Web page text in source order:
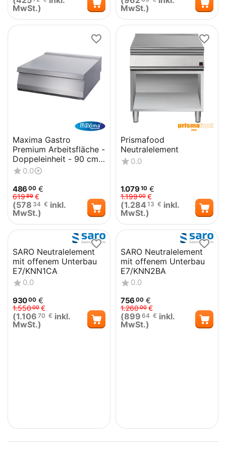
MwSt.)
MwSt.)
Maxima Gastro
Premium Arbeitsfläche -
Doppeleinheit - 90 cm
Tief0.0
486 00 €
61999 €
(578 34 € inkl.
MwSt.)
Prismafood
Neutralelement
0.0
1.07910 €
1.19900 €
(1.284 13 € inkl.
MwSt.)
SARO Neutralelement
mit offenem Unterbau
E7/KNN1CA
0.0
93000 €
1.55000 €
(1.106 70 € inkl.
MwSt.)
SARO Neutralelement
mit offenem Unterbau
E7/KNN2BA
0.0
756 00 €
1.26000 €
(899 64 € inkl.
MwSt.)